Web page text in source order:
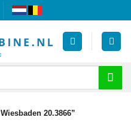
20.3866”